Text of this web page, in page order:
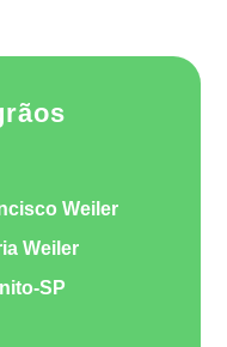
Weiler
Weiler
SP